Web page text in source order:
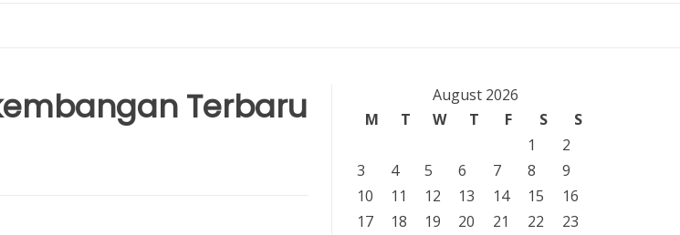
Terbaru
August 2026
M
T W T F S
S
1
2
3
4 5 6 7 8
9
10
11 12 13 14 15
16
17
18 19 20 21 22
23